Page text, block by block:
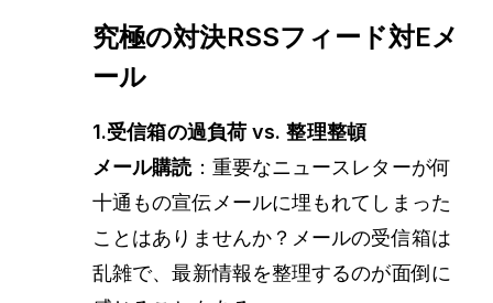
究極の対決RSSフィード対Eメ
ール
1.受信箱の過負荷 vs. 整理整頓
メール購読：重要なニュースレターが何
十通もの宣伝メールに埋もれてしまった
ことはありませんか？メールの受信箱は
乱雑で、最新情報を整理するのが面倒に